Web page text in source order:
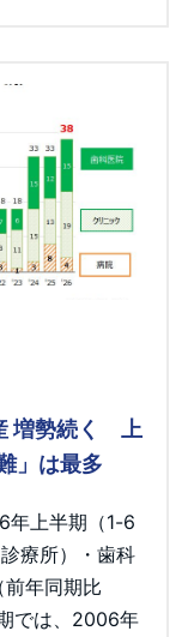
増勢続く 上
」は最多
年上半期（1-6
療所）・歯科
年同期比
では、2006年